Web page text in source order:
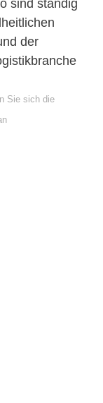
sind ständig
der
Sie sich die